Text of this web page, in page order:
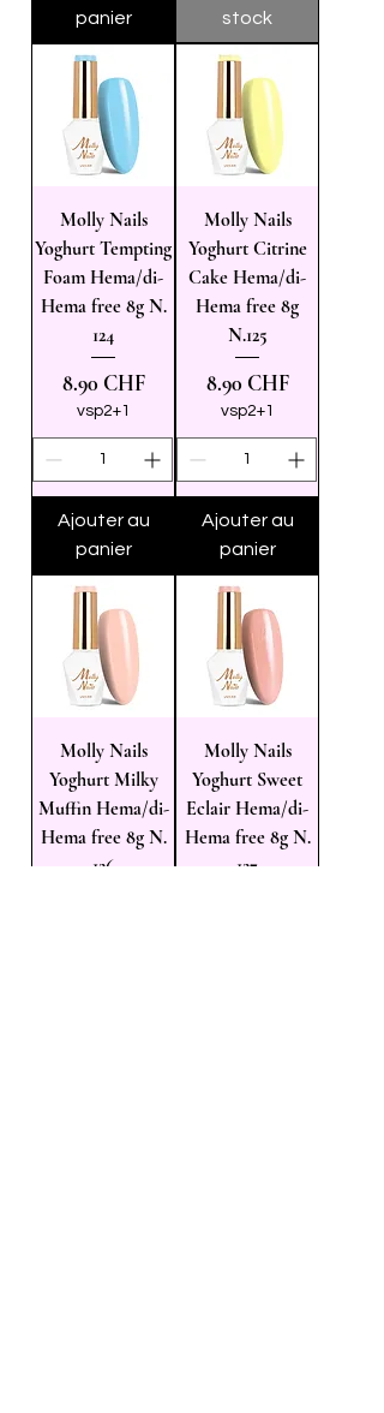
panier
stock
Molly Nails
Yoghurt Tempting
Foam Hema/di-
Hema free 8g N.
124
Prix
8.90 CHF
vsp2+1
Ajouter au
panier
Molly Nails
Yoghurt Citrine
Cake Hema/di-
Hema free 8g
N.125
Prix
8.90 CHF
vsp2+1
Ajouter au
panier
Molly Nails
Yoghurt Milky
Muffin Hema/di-
Hema free 8g N.
126
Molly Nails
Yoghurt Sweet
Eclair Hema/di-
Hema free 8g N.
127